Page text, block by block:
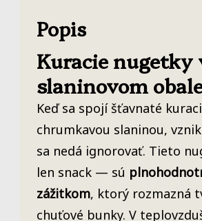
Popis
Kuracie nugetky
slaninovom
Keď sa spojí šťavnaté
chrumkavou slaninou,
sa nedá ignorovať. Tieto
len snack — sú
zážitkom, ktorý rozmazná
chuťové bunky. V